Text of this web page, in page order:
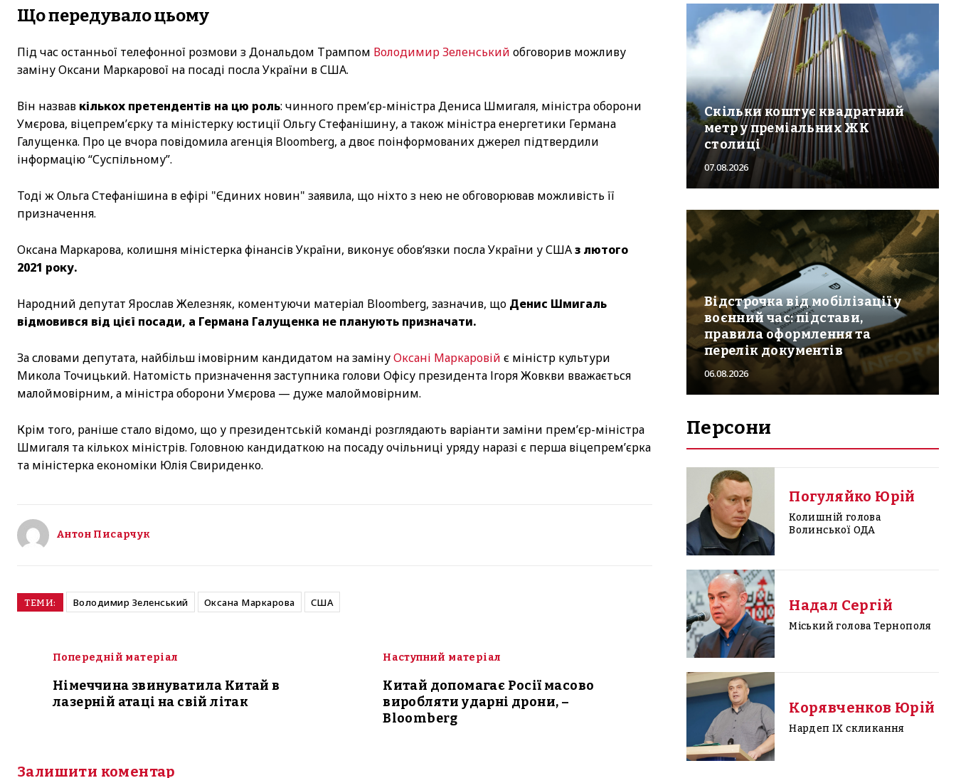
Що передувало цьому
Під час останньої телефонної розмови з Дональдом Трампом Володимир Зеленський обговорив можливу
заміну Оксани Маркарової на посаді посла України в США.
Він назвав кількох претендентів на цю роль: чинного прем’єр-міністра Дениса Шмигаля, міністра оборони
Умєрова, віцепрем’єрку та міністерку юстиції Ольгу Стефанішину, а також міністра енергетики Германа
Галущенка. Про це вчора повідомила агенція Bloomberg, а двоє поінформованих джерел підтвердили
інформацію “Суспільному”.
Тоді ж Ольга Стефанішина в ефірі "Єдиних новин" заявила, що ніхто з нею не обговорював можливість її
призначення.
Оксана Маркарова, колишня міністерка фінансів України, виконує обов’язки посла України у СШАз лютого
2021 року.
Народний депутат Ярослав Железняк, коментуючи матеріал Bloomberg, зазначив, що Денис Шмигаль
відмовився від цієї посади, а Германа Галущенка не планують призначати.
За словами депутата, найбільш імовірним кандидатом на замінуОксані Маркаровій є міністр культури
Микола Точицький. Натомість призначення заступника голови Офісу президента Ігоря Жовкви вважається
малоймовірним, а міністра оборони Умєрова — дуже малоймовірним.
Крім того, раніше стало відомо, що у президентській команді розглядають варіанти заміни прем’єр-міністра
Шмигаля та кількох міністрів. Головною кандидаткою на посаду очільниці уряду наразі є перша віцепрем’єрка
та міністерка економіки Юлія Свириденко.
Антон Писарчук
ТЕМИ: Володимир Зеленський Оксана Маркарова США
Попередній матеріал
Німеччина звинуватила Китай в
лазерній атаці на свій літак
Наступний матеріал
Китай допомагає Росії масово
виробляти ударні дрони, –
Bloomberg
Залишити коментар
Скільки коштує квадратний
метр у преміальних ЖК
столиці
07.08.2026
Відстрочка від мобілізації у
воєнний час: підстави,
правила оформлення та
перелік документів
06.08.2026
Персони
Погуляйко Юрій
Колишній голова
Волинської ОДА
Надал Сергій
Міський голова Тернополя
Корявченков Юрій
Нардеп IX скликання